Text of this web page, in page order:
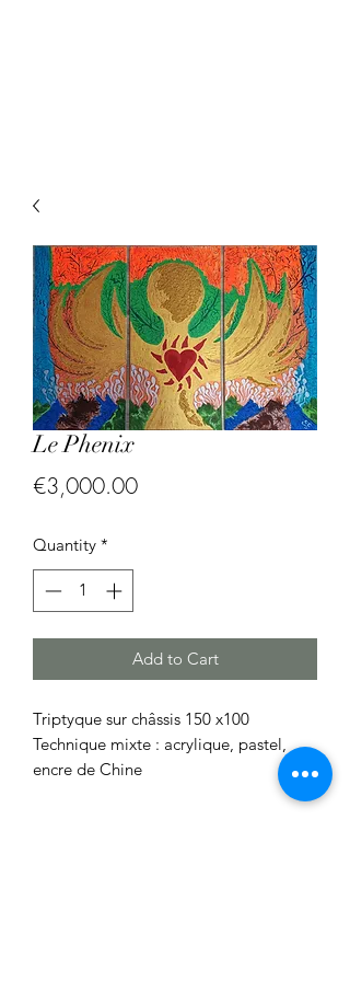
Le Phenix
€3,000.00Price
Quantity *
Add to Cart
Triptyque sur châssis 150 x100
Technique mixte : acrylique, pastel,
encre de Chine